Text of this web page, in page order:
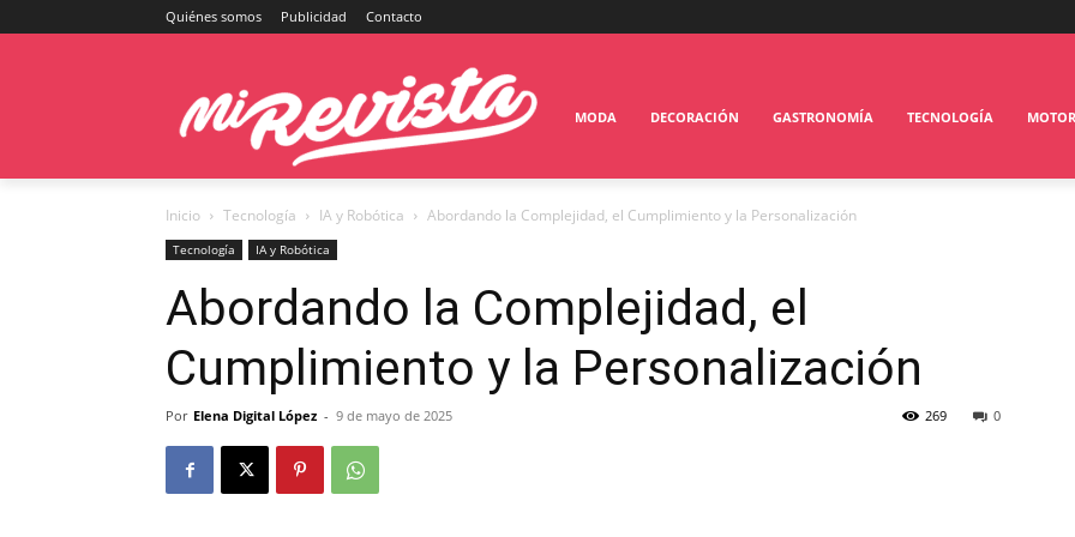
Quiénes somos Publicidad Contacto
MODA DECORACIÓN GASTRONOMÍA TECNOLOGÍA MOTOR
Inicio Tecnología IA y Robótica Abordando la Complejidad, el Cumplimiento y la Personalización
Tecnología IA y Robótica
Abordando la Complejidad, el
Cumplimiento y la Personalización
Por Elena Digital López - 9 de mayo de 2025 0
269